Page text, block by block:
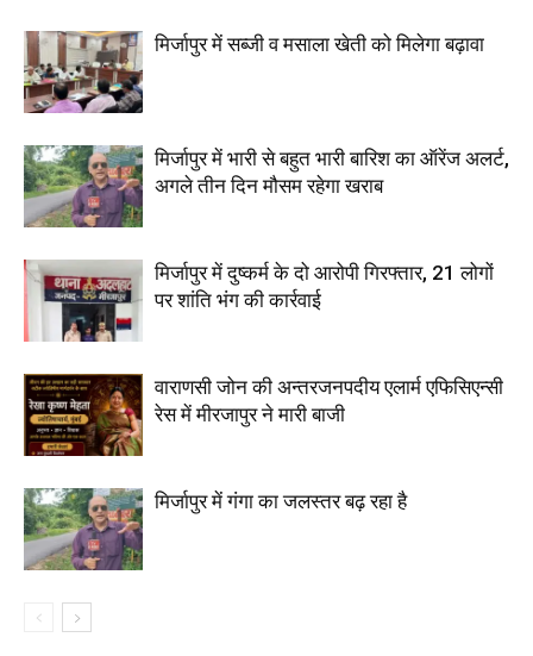
मिर्जापुर में सब्जी व मसाला खेती को मिलेगा बढ़ावा
मिर्जापुर में भारी से बहुत भारी बारिश का ऑरेंज अलर्ट,
अगले तीन दिन मौसम रहेगा खराब
मिर्जापुर में दुष्कर्म के दो आरोपी गिरफ्तार, 21 लोगों
पर शांति भंग की कार्रवाई
वाराणसी जोन की अन्तरजनपदीय एलार्म एफिसिएन्सी
रेस में मीरजापुर ने मारी बाजी
मिर्जापुर में गंगा का जलस्तर बढ़ रहा है